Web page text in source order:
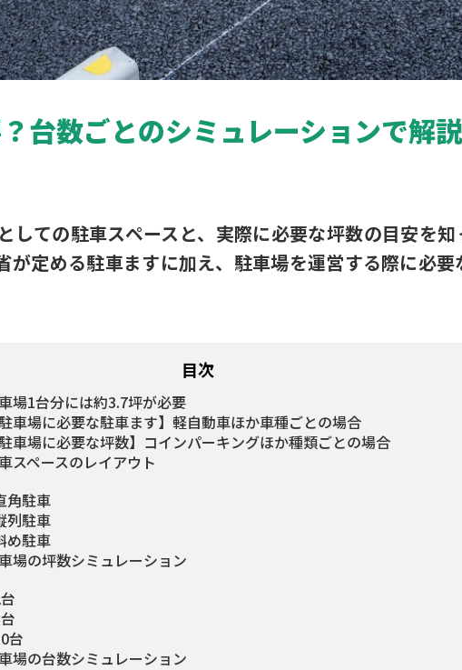
台数ごとのシミュレーションで解説
しての駐車スペースと、実際に必要な坪数の目安を
が定める駐車ますに加え、駐車場を運営する際に必
目次
場1台分には約3.7坪が必要
駐車場に必要な駐車ます】軽自動車ほか車種ごとの場合
駐車場に必要な坪数】コインパーキングほか種類ごとの場合
スペースのレイアウト
角駐車
列駐車
め駐車
場の坪数シミュレーション
台
場の台数シミュレーション